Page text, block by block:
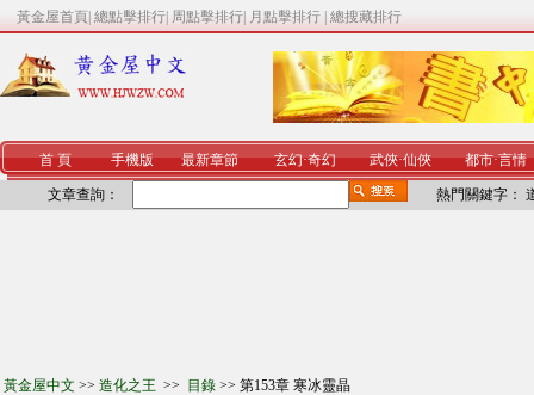
黃金屋首頁 總點擊排行 周點擊排行 月點擊排行 總搜藏排行
首 頁 手機版 最新章節 玄幻·奇幻 武俠·仙俠 都市·言情
文章查詢： 熱門關鍵字：
黃金屋中文 >> 造化之王 >> 目錄 >> 第153章 寒冰靈晶